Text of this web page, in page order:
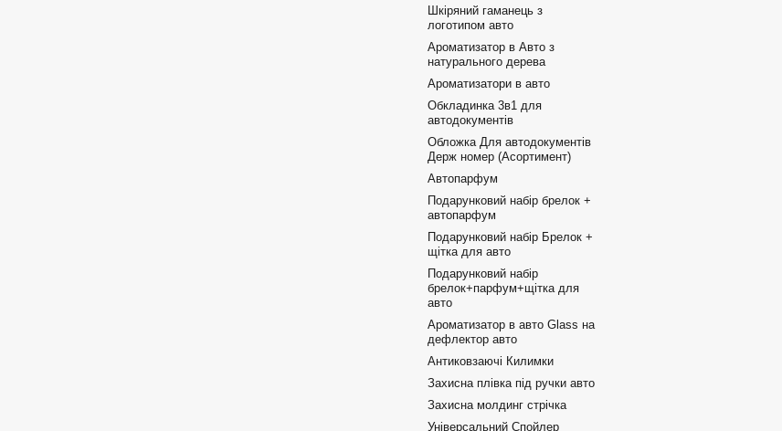
Шкіряний гаманець з
логотипом авто
Ароматизатор в Авто з
натурального дерева
Ароматизатори в авто
Обкладинка 3в1 для
автодокументів
Обложка Для автодокументів
Держ номер (Асортимент)
Автопарфум
Подарунковий набір брелок +
автопарфум
Подарунковий набір Брелок +
щітка для авто
Подарунковий набір
брелок+парфум+щітка для
авто
Ароматизатор в авто Glass на
дефлектор авто
Антиковзаючі Килимки
Захисна плівка під ручки авто
Захисна молдинг стрічка
Універсальний Спойлер